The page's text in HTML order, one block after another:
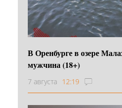
В Оренбурге в озере
мужчина (18+)
7 августа 12:19